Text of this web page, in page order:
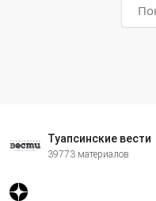
Туапсинские вести
39773 материалов